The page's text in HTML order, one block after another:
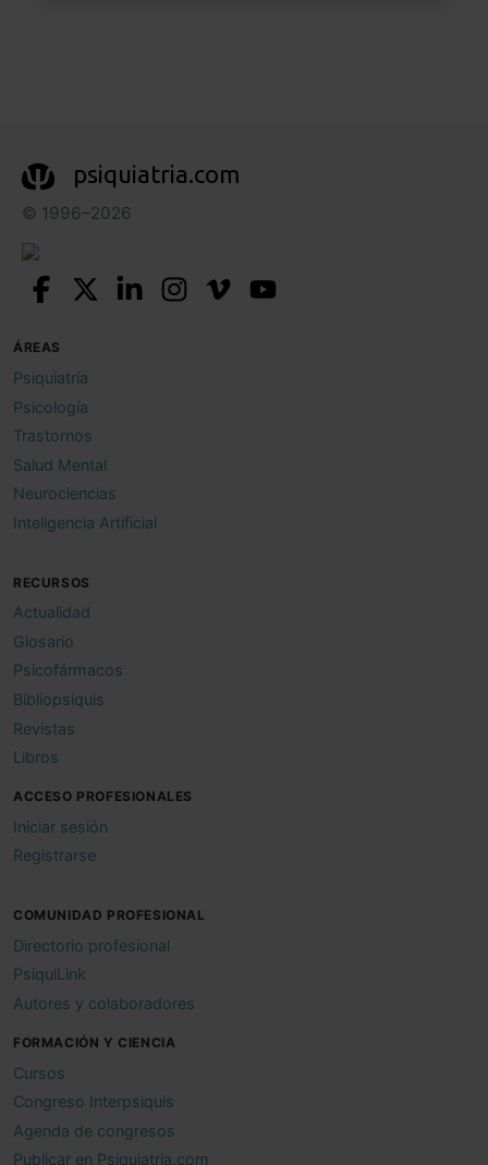
psiquiatria.com
© 1996–2026
ÁREAS
Psiquiatría
Psicología
Trastornos
Salud Mental
Neurociencias
Inteligencia Artificial
RECURSOS
Actualidad
Glosario
Psicofármacos
Bibliopsiquis
Revistas
Libros
ACCESO PROFESIONALES
Iniciar sesión
Registrarse
COMUNIDAD PROFESIONAL
Directorio profesional
PsiquiLink
Autores y colaboradores
FORMACIÓN Y CIENCIA
Cursos
Congreso Interpsiquis
Agenda de congresos
Publicar en Psiquiatria.com